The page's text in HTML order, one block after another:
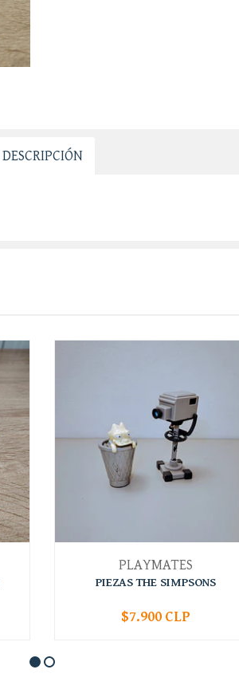
DESCRIPCIÓN
PLAYMATES
PIEZAS THE SIMPSONS
+
$7.900 CLP